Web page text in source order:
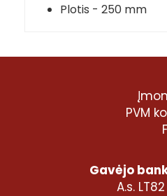
Plotis - 250 mm
PVM
Gavėjo
A.s.